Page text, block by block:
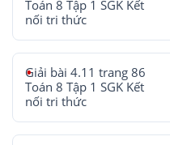
Toán 8 Tập 1 SGK Kết
nối tri thức
Giải bài 4.11 trang 86
Toán 8 Tập 1 SGK Kết
nối tri thức